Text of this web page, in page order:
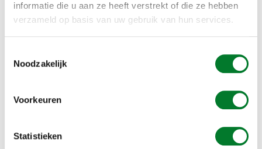
informatie die u aan ze heeft verstrekt of die ze hebben
verzameld op basis van uw gebruik van hun services.
Noodzakelijk
Voorkeuren
Statistieken
Knalapparaten